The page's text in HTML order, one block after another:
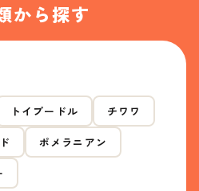
から探す
トイプードル チワワ
ポメラニアン